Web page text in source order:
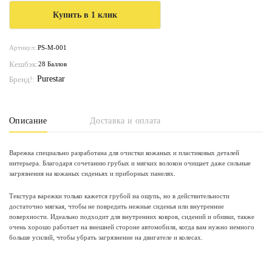
Артикул: PS-M-001
Кешбэк:28 Баллов
Бренд!: Purestar
Описание Доставка и оплата
Варежка специально разработана для очистки кожаных и пластиковых деталей
интерьера. Благодаря сочетанию грубых и мягких волокон очищает даже сильные
загрязнения на кожаных сиденьях и приборных панелях.
Текстура варежки только кажется грубой на ощупь, но в действительности
достаточно мягкая, чтобы не повредить нежные сиденья или внутренние
поверхности. Идеально подходит для внутренних ковров, сидений и обивки, также
очень хорошо работает на внешней стороне автомобиля, когда вам нужно немного
больше усилий, чтобы убрать загрязнение на двигателе и колесах.